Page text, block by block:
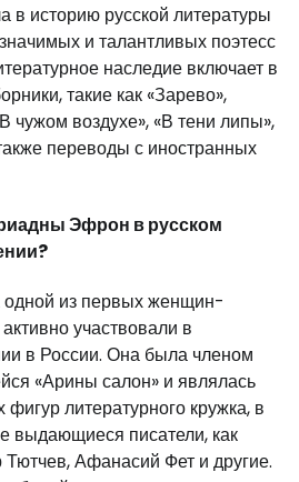
историю русской литературы
и талантливых поэтесс
наследие включает в
такие как «Зарево»,
чужом воздухе», «В тени липы»,
переводы с иностранных
Эфрон в русском
из первых женщин-
участвовали в
в России. Она была членом
«Арины салон» и являлась
литературного кружка, в
выдающиеся писатели, как
Афанасий Фет и другие.